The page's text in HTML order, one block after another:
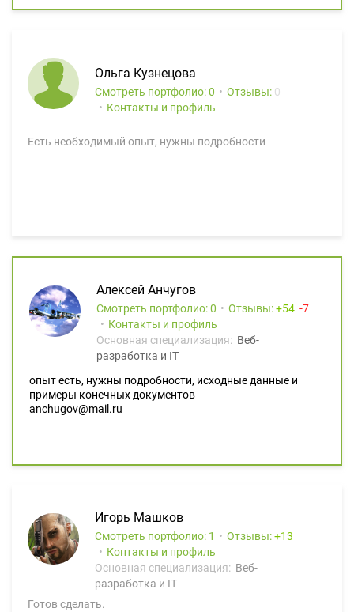
Ольга Кузнецова
Смотреть портфолио: 0 Отзывы: 0
Контакты и профиль
Есть необходимый опыт, нужны подробности
Алексей Анчугов
Смотреть портфолио: 0 Отзывы: 54
7
Контакты и профиль
Основная специализация: Веб-
разработка и IT
опыт есть, нужны подробности, исходные данные и
примеры конечных документов
anchugov@mail.ru
Игорь Машков
Смотреть портфолио: 1 Отзывы:
13
Контакты и профиль
Основная специализация: Веб-
разработка и IT
Готов сделать.